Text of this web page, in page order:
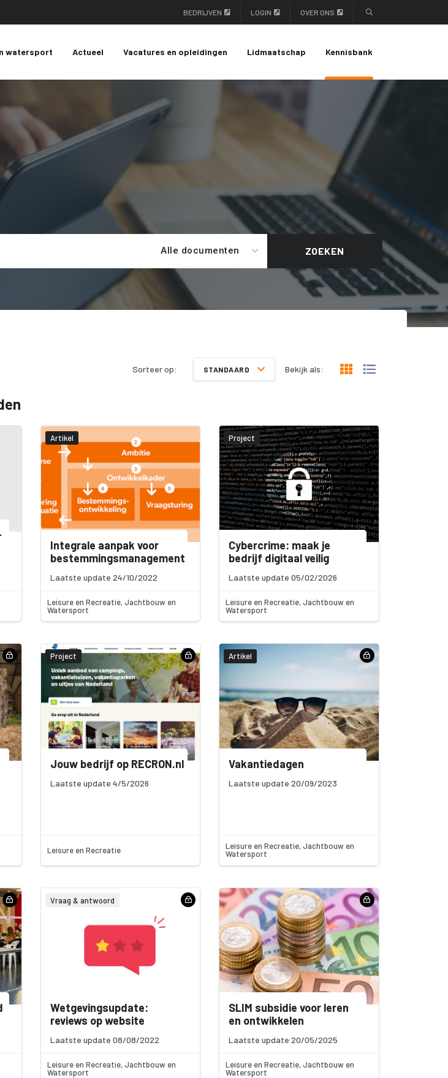
BEDRIJVEN LOGIN OVER ONS
watersport Actueel Vacatures en opleidingen Lidmaatschap Kennisbank
Alle documenten ZOEKEN
Sorteer op: STANDAARD Bekijk als:
Artikel
Integrale aanpak voor
bestemmingsmanagement
Laatste update 24/10/2022
Leisure en Recreatie, Jachtbouw en
Watersport
Project
Cybercrime: maak je
bedrijf digitaal veilig
Laatste update 05/02/2026
Leisure en Recreatie, Jachtbouw en
Watersport
Project
Jouw bedrijf op RECRON.nl
Laatste update 4/5/2026
Leisure en Recreatie
Artikel
Vakantiedagen
Laatste update 20/09/2023
Leisure en Recreatie, Jachtbouw en
Watersport
Vraag & antwoord
Wetgevingsupdate:
reviews op website
Laatste update 08/08/2022
Leisure en Recreatie, Jachtbouw en
Watersport
SLIM subsidie voor leren
en ontwikkelen
Laatste update 20/05/2025
Leisure en Recreatie, Jachtbouw en
Watersport